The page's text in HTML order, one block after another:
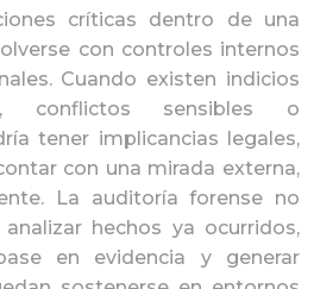
críticas dentro de una
con controles internos
Cuando existen indicios
conflictos sensibles o
tener implicancias legales,
con una mirada externa,
La auditoría forense no
hechos ya ocurridos,
en evidencia y generar